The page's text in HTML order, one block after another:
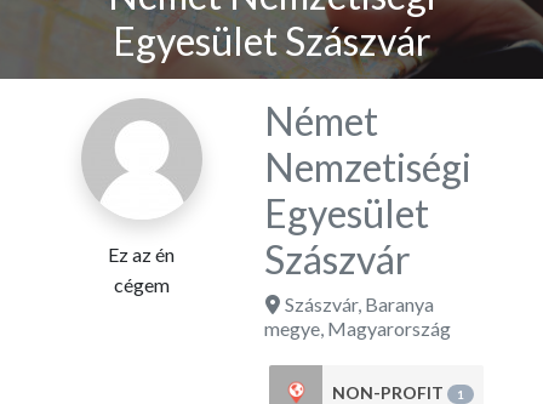
Egyesület Szászvár
Ez az én
cégem
Német
Nemzetiségi
Egyesület
Szászvár
Szászvár, Baranya
megye, Magyarország
NON-PROFIT 1